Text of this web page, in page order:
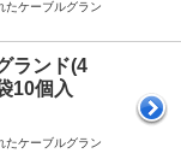
たケーブルグラン
ランド(4
10個入
たケーブルグラン